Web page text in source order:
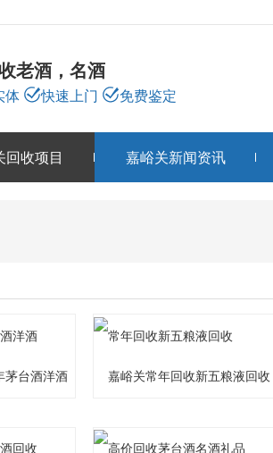
老酒，名酒
体 快速上门 免费鉴定
回收项目 嘉峪关新闻资讯
茅台酒洋酒 嘉峪关常年回收新五粮液回收